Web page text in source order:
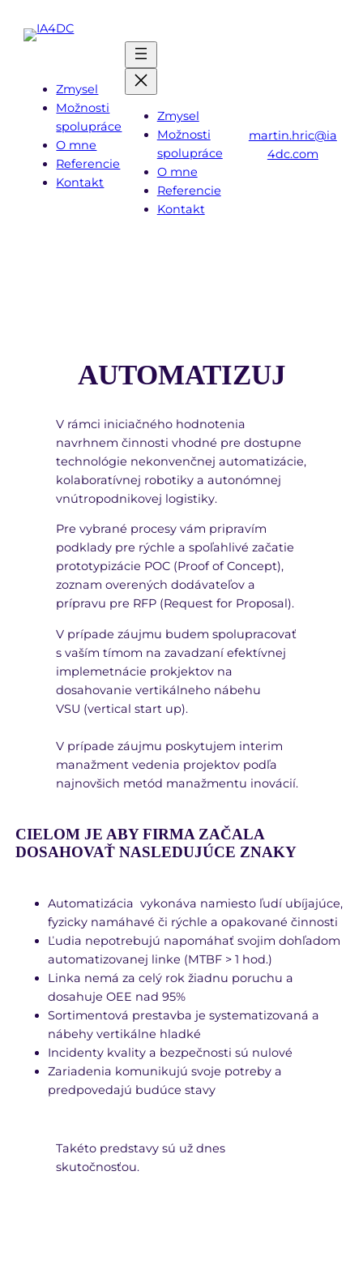
Zmysel
Možnosti
spolupráce
O mne
Referencie
Kontakt
Zmysel
Možnosti
spolupráce
O mne
Referencie
Kontakt
martin.hric@ia
4dc.com
AUTOMATIZUJ
V rámci iniciačného hodnotenia
navrhnem činnosti vhodné pre dostupne
technológie nekonvenčnej automatizácie,
kolaboratívnej robotiky a autonómnej
vnútropodnikovej logistiky.
Pre vybrané procesy vám pripravím
podklady pre rýchle a spoľahlivé začatie
prototypizácie POC (Proof of Concept),
zoznam overených dodávateľov a
prípravu pre RFP (Request for Proposal).
V prípade záujmu budem spolupracovať
s vaším tímom na zavadzaní efektívnej
implemetnácie prokjektov na
dosahovanie vertikálneho nábehu
VSU (vertical start up).
V prípade záujmu poskytujem interim
manažment vedenia projektov podľa
najnovšich metód manažmentu inovácií.
CIELOM JE ABY FIRMA ZAČALA
DOSAHOVAŤ NASLEDUJÚCE ZNAKY
Automatizácia vykonáva namiesto ľudí ubíjajúce,
fyzicky namáhavé či rýchle a opakované činnosti
Ľudia nepotrebujú napomáhať svojim dohľadom
automatizovanej linke (MTBF > 1 hod.)
Linka nemá za celý rok žiadnu poruchu a
dosahuje OEE nad 95%
Sortimentová prestavba je systematizovaná a
nábehy vertikálne hladké
Incidenty kvality a bezpečnosti sú nulové
Zariadenia komunikujú svoje potreby a
predpovedajú budúce stavy
Takéto predstavy sú už dnes
skutočnosťou.